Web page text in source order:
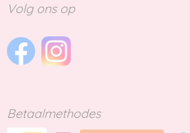
Volg ons op
Betaalmethodes